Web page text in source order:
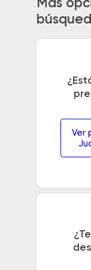
Más
Ver